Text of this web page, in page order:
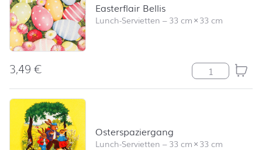
Easterflair Bellis
Lunch-Servietten –33 cm×33 cm
3,49€ Easterflair
Osterspaziergang
Lunch-Servietten –33 cm×33 cm